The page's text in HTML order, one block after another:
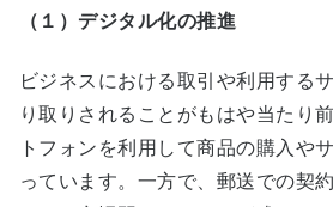
（１）デジタル化の推進
ビジネスにおける取引や利用する
り取りされることがもはや当たり
トフォンを利用して商品の購入や
っています。一方で、郵送での契